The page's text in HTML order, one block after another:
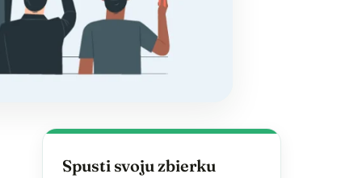
Spusti svoju zbierku